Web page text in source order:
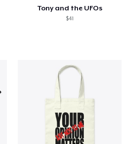
Tony and the UFOs
$41